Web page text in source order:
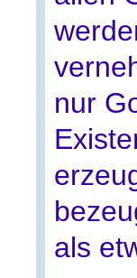
nur
als